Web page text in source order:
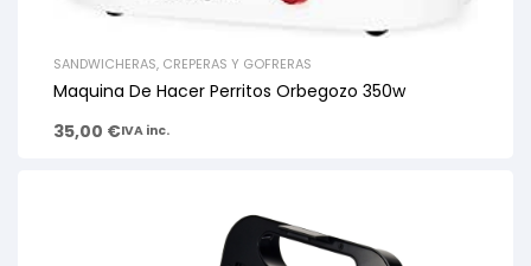
SANDWICHERAS, CREPERAS Y GOFRERAS
Maquina De Hacer Perritos Orbegozo 350w
35,00 €IVA inc.